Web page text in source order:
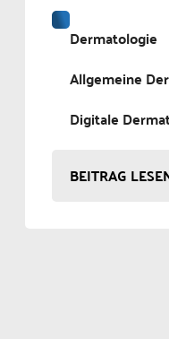
Dermatologie
Allgemeine
Digitale
BEITRAG